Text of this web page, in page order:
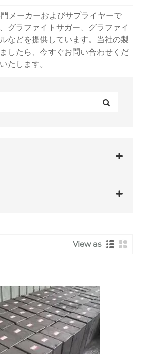
メーカーおよびサプライヤーで
グラファイトサガー、グラファイ
などを提供しています。当社の製
したら、今すぐお問い合わせくだ
たします。
View as